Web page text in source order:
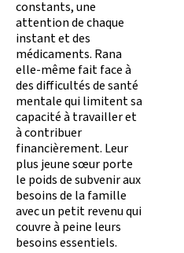
constants, une
attention de chaque
instant et des
médicaments. Rana
elle-même fait face à
des difficultés de santé
mentale qui limitent sa
capacité à travailler et
à contribuer
financièrement. Leur
plus jeune sœur porte
le poids de subvenir aux
besoins de la famille
avec un petit revenu qui
couvre à peine leurs
besoins essentiels.